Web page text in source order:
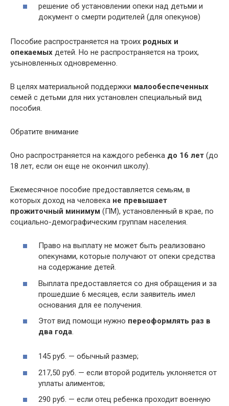
решение об установлении опеки над детьми и
документ о смерти родителей (для опекунов)
Пособие распространяется на троих родных и
опекаемых детей. Но не распространяется на троих,
усыновленных одновременно.
В целях материальной поддержки малообеспеченных
семей с детьми для них установлен специальный вид
пособия.
Обратите внимание
Оно распространяется на каждого ребенка до 16 лет (до
18 лет, если он еще не окончил школу).
Ежемесячное пособие предоставляется семьям, в
которых доход на человека не превышает
прожиточный минимум (ПМ), установленный в крае, по
социально-демографическим группам населения.
Право на выплату не может быть реализовано
опекунами, которые получают от опеки средства
на содержание детей.
Выплата предоставляется со дня обращения и за
прошедшие 6 месяцев, если заявитель имел
основания для ее получения.
Этот вид помощи нужно переоформлять раз в
два года.
145 руб. — обычный размер;
217,50 руб. — если второй родитель уклоняется от
уплаты алиментов;
290 руб. — если отец ребенка проходит военную